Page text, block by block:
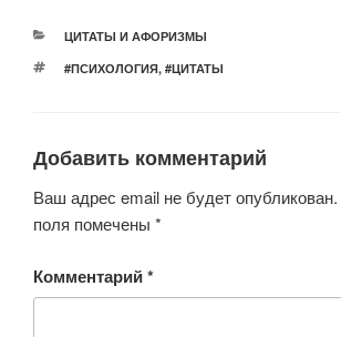
er e
b
k
s
A
ni
ki
РУБРИКИ
ЦИТАТЫ И АФОРИЗМЫ
МЕТКИ
#ПСИХОЛОГИЯ, #ЦИТАТЫ
Добавить комментарий
Ваш адрес email не будет опубликован.
поля помечены *
Комментарий*